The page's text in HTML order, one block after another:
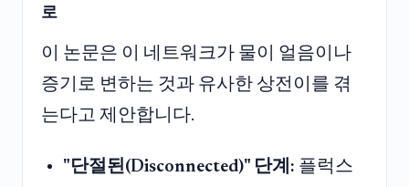
로
이 논문은 이 네트워크가 물이 얼음이나
증기로 변하는 것과 유사한 상전이를 겪
는다고 제안합니다.
"단절된(Disconnected)" 단계: 플럭스